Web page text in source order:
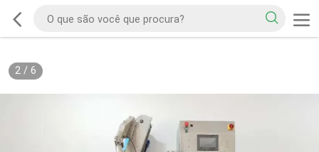
2/ 6